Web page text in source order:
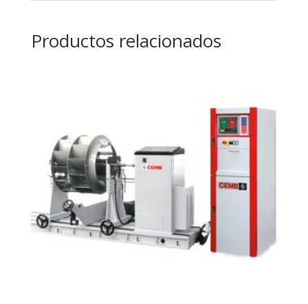
Productos relacionados